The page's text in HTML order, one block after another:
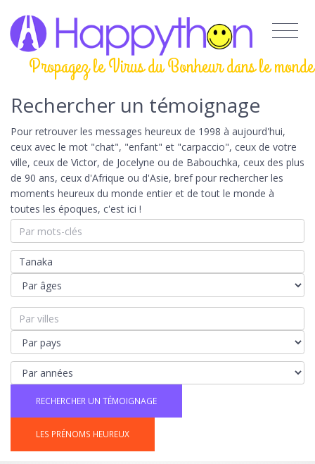
Propagez le Virus du Bonheur dans le monde
Rechercher un témoignage
Pour retrouver les messages heureux de 1998 à aujourd'hui,
ceux avec le mot "chat", "enfant" et "carpaccio", ceux de votre
ville, ceux de Victor, de Jocelyne ou de Babouchka, ceux des plus
de 90 ans, ceux d'Afrique ou d'Asie, bref pour rechercher les
moments heureux du monde entier et de tout le monde à
toutes les époques, c'est ici !
LES PRÉNOMS HEUREUX